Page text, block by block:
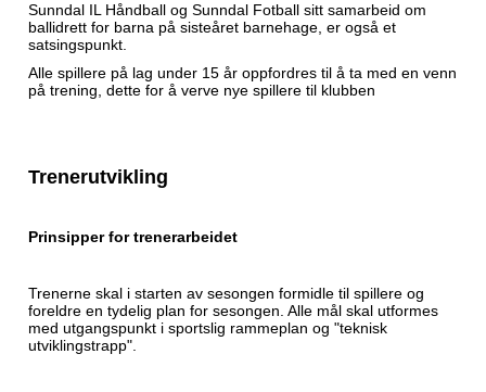
Sunndal IL Håndball og Sunndal Fotball sitt samarbeid om
ballidrett for barna på sisteåret barnehage, er også et
satsingspunkt.
Alle spillere på lag under 15 år oppfordres til å ta med en venn
på trening, dette for å verve nye spillere til klubben
Trenerutvikling
Prinsipper for trenerarbeidet
Trenerne skal i starten av sesongen formidle til spillere og
foreldre en tydelig plan for sesongen. Alle mål skal utformes
med utgangspunkt i sportslig rammeplan og "teknisk
utviklingstrapp".